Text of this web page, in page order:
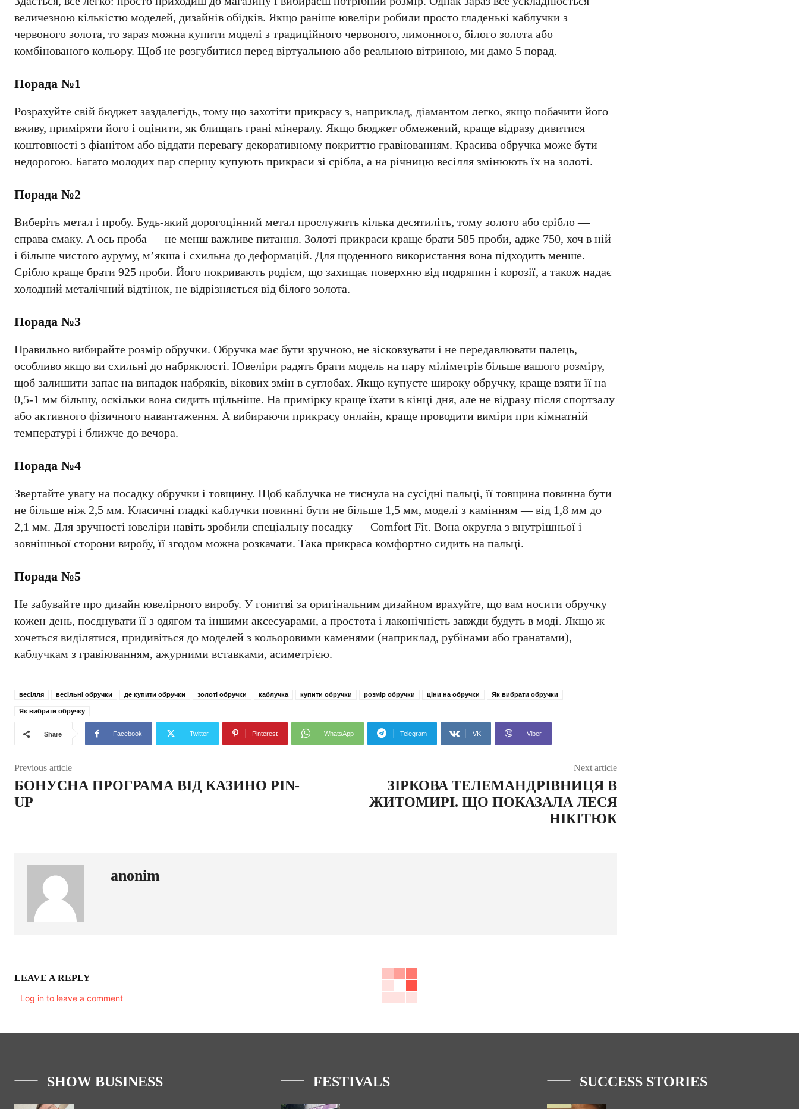
величезною кількістю моделей, дизайнів обідків. Якщо раніше ювеліри робили просто гладенькі каблучки з
червоного золота, то зараз можна купити моделі з традиційного червоного, лимонного, білого золота або
комбінованого кольору. Щоб не розгубитися перед віртуальною або реальною вітриною, ми дамо 5 порад.
Порада №1
Розрахуйте свій бюджет заздалегідь, тому що захотіти прикрасу з, наприклад, діамантом легко, якщо побачити його
вживу, приміряти його і оцінити, як блищать грані мінералу. Якщо бюджет обмежений, краще відразу дивитися
коштовності з фіанітом або віддати перевагу декоративному покриттю гравіюванням. Красива обручка може бути
недорогою. Багато молодих пар спершу купують прикраси зі срібла, а на річницю весілля змінюють їх на золоті.
Порада №2
Виберіть метал і пробу. Будь-який дорогоцінний метал прослужить кілька десятиліть, тому золото або срібло —
справа смаку. А ось проба — не менш важливе питання. Золоті прикраси краще брати 585 проби, адже 750, хоч в ній
і більше чистого ауруму, м’якша і схильна до деформацій. Для щоденного використання вона підходить менше.
Срібло краще брати 925 проби. Його покривають родієм, що захищає поверхню від подряпин і корозії, а також надає
холодний металічний відтінок, не відрізняється від білого золота.
Порада №3
Правильно вибирайте розмір обручки. Обручка має бути зручною, не зісковзувати і не передавлювати палець,
особливо якщо ви схильні до набряклості. Ювеліри радять брати модель на пару міліметрів більше вашого розміру,
щоб залишити запас на випадок набряків, вікових змін в суглобах. Якщо купуєте широку обручку, краще взяти її на
0,5-1 мм більшу, оскільки вона сидить щільніше. На примірку краще їхати в кінці дня, але не відразу після спортзалу
або активного фізичного навантаження. А вибираючи прикрасу онлайн, краще проводити виміри при кімнатній
температурі і ближче до вечора.
Порада №4
Звертайте увагу на посадку обручки і товщину. Щоб каблучка не тиснула на сусідні пальці, її товщина повинна бути
не більше ніж 2,5 мм. Класичні гладкі каблучки повинні бути не більше 1,5 мм, моделі з камінням — від 1,8 мм до
2,1 мм. Для зручності ювеліри навіть зробили спеціальну посадку — Comfort Fit. Вона округла з внутрішньої і
зовнішньої сторони виробу, її згодом можна розкачати. Така прикраса комфортно сидить на пальці.
Порада №5
Не забувайте про дизайн ювелірного виробу. У гонитві за оригінальним дизайном врахуйте, що вам носити обручку
кожен день, поєднувати її з одягом та іншими аксесуарами, а простота і лаконічність завжди будуть в моді. Якщо ж
хочеться виділятися, придивіться до моделей з кольоровими каменями (наприклад, рубінами або гранатами),
каблучкам з гравіюванням, ажурними вставками, асиметрією.
весілля весільні обручки де купити обручки золоті обручки каблучка купити обручки розмір обручки ціни на обручки Як вибрати обручки
Як вибрати обручку
Share Facebook Twitter Pinterest WhatsApp Telegram VK Viber
Previous article
БОНУСНА ПРОГРАМА ВІД КАЗИНО PIN-
UP
Next article
ЗІРКОВА ТЕЛЕМАНДРІВНИЦЯ В
ЖИТОМИРІ. ЩО ПОКАЗАЛА ЛЕСЯ
НІКІТЮК
anonim
LEAVE A REPLY
Log in to leave a comment
SHOW BUSINESS FESTIVALS SUCCESS STORIES